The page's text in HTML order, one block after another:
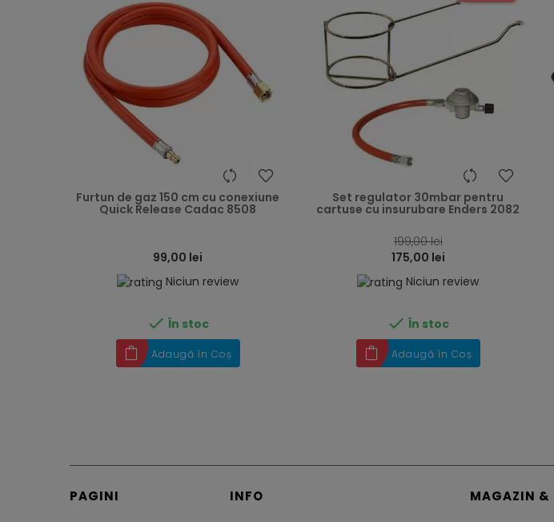
heart
Furtun de gaz 150 cm cu conexiune
Quick Release Cadac 8508
99,00 lei
Niciun review
 În stoc
Adaugă în Coș
Set regulator 30mbar pentru
cartuse cu insurubare Enders 2082
199,00 lei
175,00 lei
Niciun review
 În stoc
Adaugă în Coș
PAGINI INFO MAGAZIN &